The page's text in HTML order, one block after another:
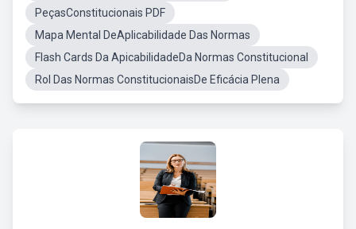
PeçasConstitucionais PDF
Mapa Mental DeAplicabilidade Das Normas
Flash Cards Da ApicabilidadeDa Normas Constitucional
Rol Das Normas ConstitucionaisDe Eficácia Plena